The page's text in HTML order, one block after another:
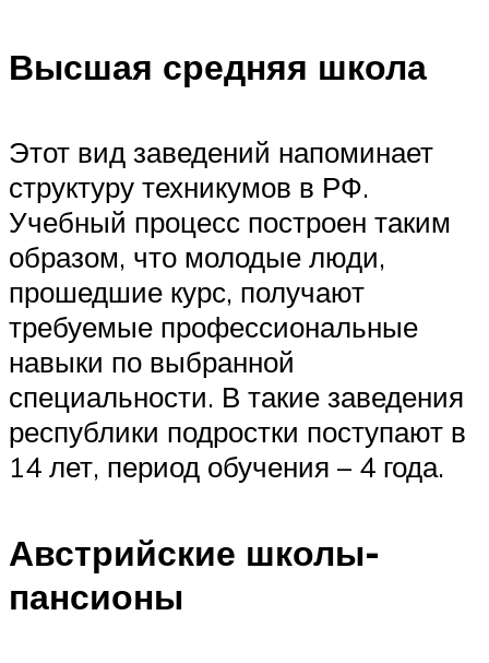
Высшая средняя школа
Этот вид заведений напоминает
структуру техникумов в РФ.
Учебный процесс построен таким
образом, что молодые люди,
прошедшие курс, получают
требуемые профессиональные
навыки по выбранной
специальности. В такие заведения
республики подростки поступают в
14 лет, период обучения – 4 года.
Австрийские школы-
пансионы